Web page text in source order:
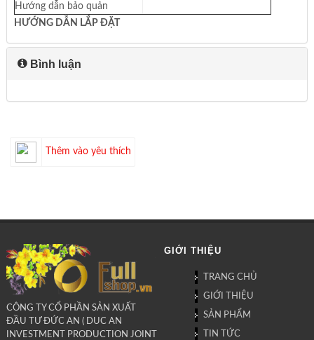
Hướng dẫn bảo quản
HƯỚNG DẪN LẮP ĐẶT
Bình luận
Thêm vào yêu thích
CÔNG TY CỔ PHẦN SẢN XUẤT
ĐẦU TƯ ĐỨC AN ( DUC AN
INVESTMENT PRODUCTION JOINT
GIỚI THIỆU
TRANG CHỦ
GIỚI THIỆU
SẢN PHẨM
TIN TỨC